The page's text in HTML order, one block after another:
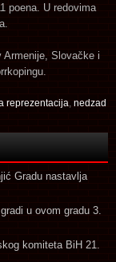
poena. U redovima
Armenije, Slovačke i
reprezentacija nedzad
Gradu nastavlja
u ovom gradu 3.
komiteta BiH 21.